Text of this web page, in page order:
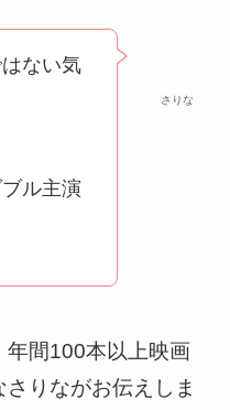
さりな
ない気
ル主演
年間100本以上映画
りながお伝えしま